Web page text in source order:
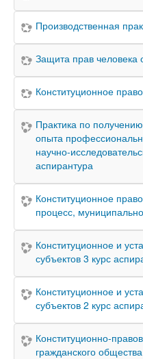
Производственная
Защита прав
Конституционное
Практика по
опыта
научно-
аспирантура
Конституционное
процесс,
Конституционное и
субъектов 3 курс
Конституционное и
субъектов 2 курс
Конституционно-